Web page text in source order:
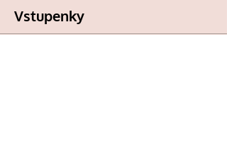
Vstupenky